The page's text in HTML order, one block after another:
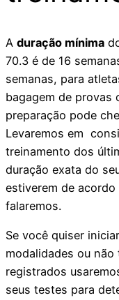
A duração mínima
70.3 é de 16
semanas, para
bagagem de provas
preparação pode
Levaremos em
treinamento dos
duração exata do
estiverem de
falaremos.
Se você quiser
modalidades ou
registrados
seus testes para